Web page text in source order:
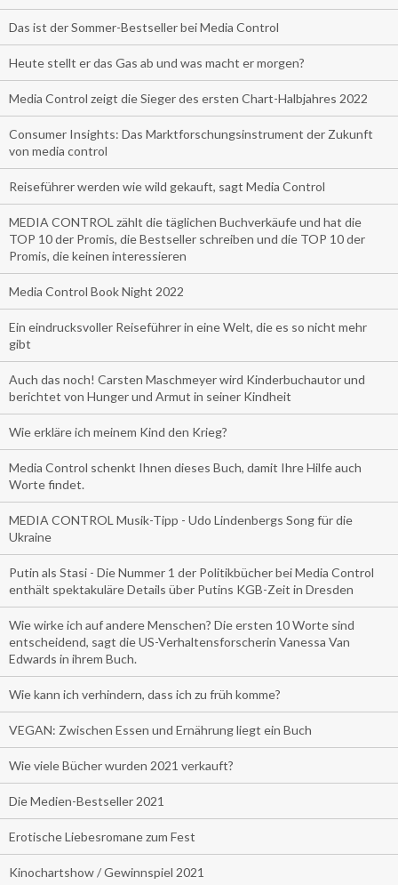
Das ist der Sommer-Bestseller bei Media Control
Heute stellt er das Gas ab und was macht er morgen?
Media Control zeigt die Sieger des ersten Chart-Halbjahres 2022
Consumer Insights: Das Marktforschungsinstrument der Zukunft
von media control
Reiseführer werden wie wild gekauft, sagt Media Control
MEDIA CONTROL zählt die täglichen Buchverkäufe und hat die
TOP 10 der Promis, die Bestseller schreiben und die TOP 10 der
Promis, die keinen interessieren
Media Control Book Night 2022
Ein eindrucksvoller Reiseführer in eine Welt, die es so nicht mehr
gibt
Auch das noch! Carsten Maschmeyer wird Kinderbuchautor und
berichtet von Hunger und Armut in seiner Kindheit
Wie erkläre ich meinem Kind den Krieg?
Media Control schenkt Ihnen dieses Buch, damit Ihre Hilfe auch
Worte findet.
MEDIA CONTROL Musik-Tipp - Udo Lindenbergs Song für die
Ukraine
Putin als Stasi - Die Nummer 1 der Politikbücher bei Media Control
enthält spektakuläre Details über Putins KGB-Zeit in Dresden
Wie wirke ich auf andere Menschen? Die ersten 10 Worte sind
entscheidend, sagt die US-Verhaltensforscherin Vanessa Van
Edwards in ihrem Buch.
Wie kann ich verhindern, dass ich zu früh komme?
VEGAN: Zwischen Essen und Ernährung liegt ein Buch
Wie viele Bücher wurden 2021 verkauft?
Die Medien-Bestseller 2021
Erotische Liebesromane zum Fest
Kinochartshow / Gewinnspiel 2021